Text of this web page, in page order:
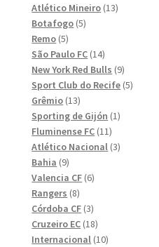
produkter
Atlético Mineiro 1313
Botafogo 55
Remo 55
produkter
São Paulo FC 1414
produkter
New York Red Bulls 99
produkter
Sport Club do Recife 55
Grêmio 1313
produkter
Sporting de Gijón 11
Fluminense FC 1111
produkter
Atlético Nacional 33
Bahia 99
produkter
Valencia CF 66
Rangers 88
produkter
Córdoba CF 33
produkter
Cruzeiro EC 1818
produkter
Internacional 1010